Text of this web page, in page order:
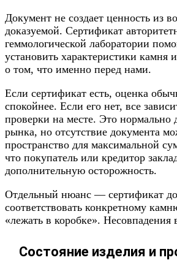
Документ не создает ценность из
доказуемой. Сертификат
геммологической лаборатории
установить характеристики камня
о том, что именно перед нами.
Если сертификат есть, оценка
спокойнее. Если его нет, все
проверки на месте. Это нормально
рынка, но отсутствие документа
пространство для максимальной
что покупатель или кредитор
дополнительную осторожность.
Отдельный нюанс — сертификат
соответствовать конкретному
«лежать в коробке».
Состояние изделия и